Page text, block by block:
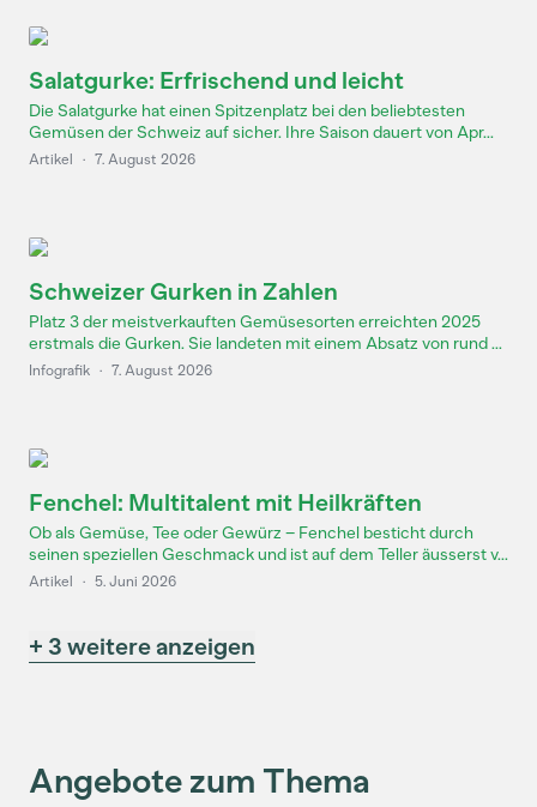
Salatgurke: Erfrischend und leicht
Die Salatgurke hat einen Spitzenplatz bei den beliebtesten
Gemüsen der Schweiz auf sicher. Ihre Saison dauert von Apr...
Artikel · 7. August 2026
Schweizer Gurken in Zahlen
Platz 3 der meistverkauften Gemüsesorten erreichten 2025
erstmals die Gurken. Sie landeten mit einem Absatz von rund ...
Infografik · 7. August 2026
Fenchel: Multitalent mit Heilkräften
Ob als Gemüse, Tee oder Gewürz – Fenchel besticht durch
seinen speziellen Geschmack und ist auf dem Teller äusserst v...
Artikel · 5. Juni 2026
+ 3 weitere anzeigen
Angebote zum Thema